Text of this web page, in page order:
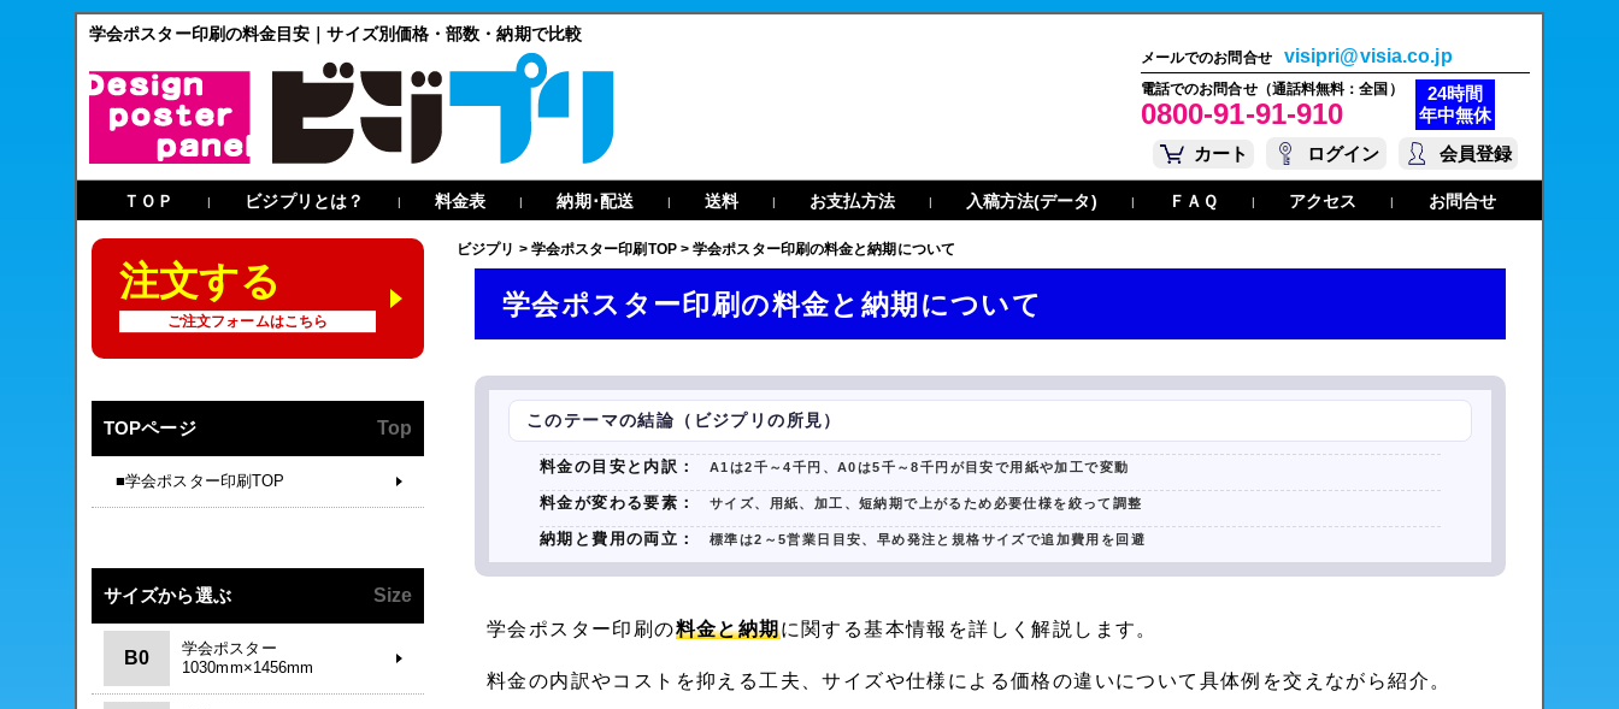
学会ポスター印刷の料金目安｜サイズ別価格・部数・納期で比較
メールでのお問合せ visipri@visia.co.jp
電話でのお問合せ（通話料無料：全国）
0800-91-91-910
24時間
年中無休
カート
ログイン 会員登録
ＴＯＰ | ビジプリとは？ | 料金表 | 納期･配送 | 送料 | お支払方法 | 入稿方法(データ) | ＦＡＱ | アクセス | お問合せ
ビジプリ > 学会ポスター印刷TOP>学会ポスター印刷の料金と納期について
学会ポスター印刷の料金と納期について
このテーマの結論（ビジプリの所見）
料金の目安と内訳： A1は2千～4千円、A0は5千～8千円が目安で用紙や加工で変動
料金が変わる要素： サイズ、用紙、加工、短納期で上がるため必要仕様を絞って調整
納期と費用の両立： 標準は2～5営業日目安、早め発注と規格サイズで追加費用を回避
学会ポスター印刷の料金と納期に関する基本情報を詳しく解説します。
料金の内訳やコストを抑える工夫、サイズや仕様による価格の違いについて具体例を交えながら紹介。
注文する
ご注文フォームはこちら
TOPページ Top
■学会ポスター印刷TOP
サイズから選ぶ Size
B0
学会ポスター
1030mm×1456mm